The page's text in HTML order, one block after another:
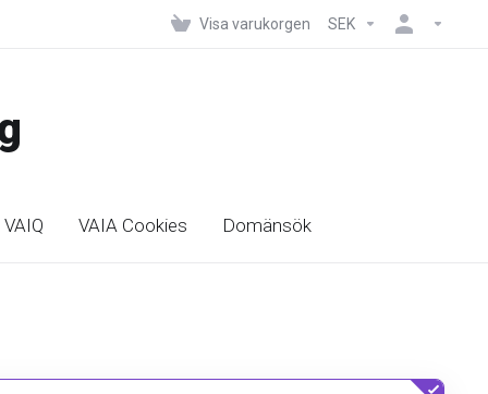
Visa varukorgen SEK
VAIQ VAIA Cookies Domänsök